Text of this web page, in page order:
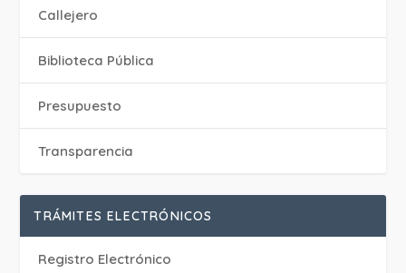
Callejero
Biblioteca Pública
Presupuesto
Transparencia
TRÁMITES ELECTRÓNICOS
Registro Electrónico